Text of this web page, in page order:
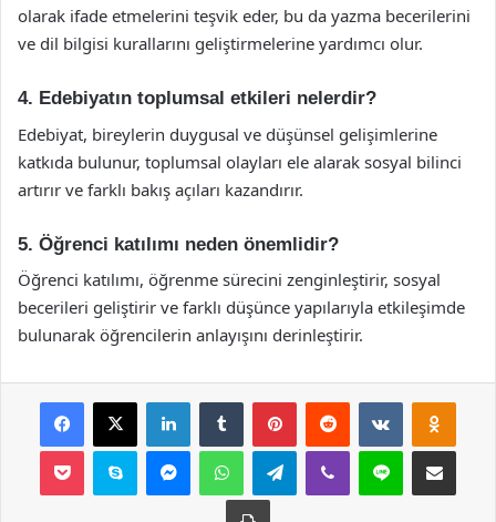
olarak ifade etmelerini teşvik eder, bu da yazma becerilerini
ve dil bilgisi kurallarını geliştirmelerine yardımcı olur.
4. Edebiyatın toplumsal etkileri nelerdir?
Edebiyat, bireylerin duygusal ve düşünsel gelişimlerine
katkıda bulunur, toplumsal olayları ele alarak sosyal bilinci
artırır ve farklı bakış açıları kazandırır.
5. Öğrenci katılımı neden önemlidir?
Öğrenci katılımı, öğrenme sürecini zenginleştirir, sosyal
becerileri geliştirir ve farklı düşünce yapılarıyla etkileşimde
bulunarak öğrencilerin anlayışını derinleştirir.
Facebook
X LinkedInTumblr PinterestReddit VKontakte
Pocket Skype MessengerWhatsAppTelegramViber Line E-Posta ile
Yazdır